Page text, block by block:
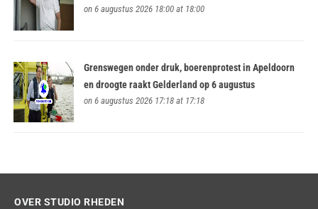
on 6 augustus 2026 18:00 at 18:00
Grenswegen onder druk, boerenprotest in Apeldoorn
en droogte raakt Gelderland op 6 augustus
on 6 augustus 2026 17:18 at 17:18
OVER STUDIO RHEDEN